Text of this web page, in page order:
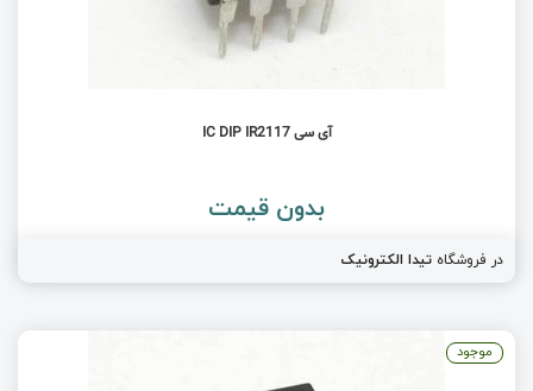
آی سی IC DIP IR2117
بدون قیمت
در فروشگاه تیدا الکترونیک
موجود